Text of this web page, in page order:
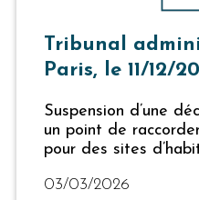
Tribunal
Paris, le 11/12/
Suspension d’une
un point de
pour des sites
03/03/2026